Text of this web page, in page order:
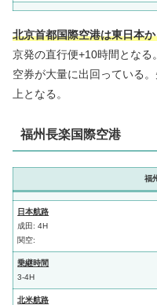
北京首都国際空港は東日本
京発の直行便+10時間とな
空券が大量に出回っている
上となる。
福州長楽国際空港
福
日本航路
成田: 4H
関空:
乗継時間
3-4H
北米航路